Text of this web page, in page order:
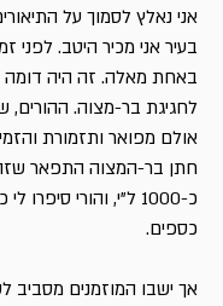
אני נאלץ לסמוך על
בעיר אני מכיר היטב. לפני
באחת מאלה. זה היה דומה
לחגיגת בר-מצוה. ההורים,
אולם מפואר ותזמורת
חתן בר-המצוה התפאר
כ-1000 ל"י, והורי
כספים.
אך ישבו המוזמנים מסביב